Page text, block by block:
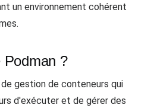
un environnement cohérent
Podman ?
gestion de conteneurs qui
d'exécuter et de gérer des